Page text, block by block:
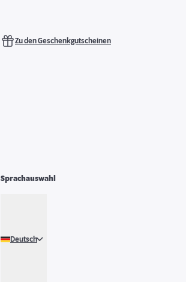
Zu den Geschenkgutscheinen
Sprachauswahl
Deutsch